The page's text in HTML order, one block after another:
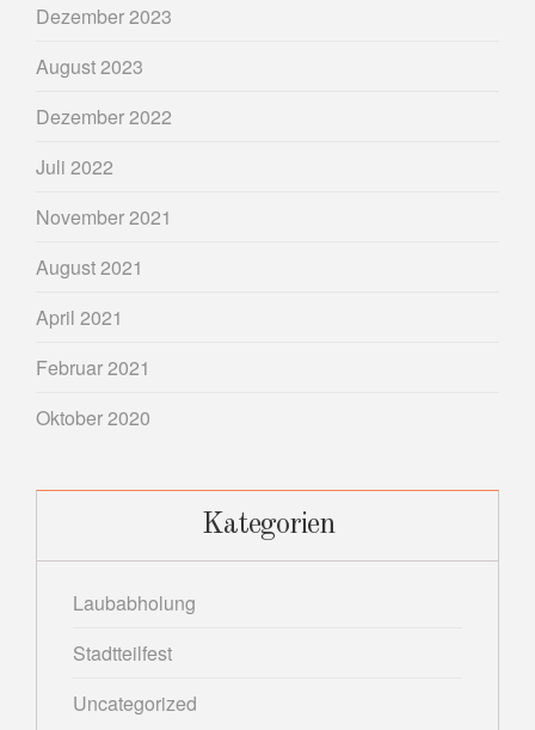
Dezember 2023
August 2023
Dezember 2022
Juli 2022
November 2021
August 2021
April 2021
Februar 2021
Oktober 2020
Kategorien
Laubabholung
Stadtteilfest
Uncategorized